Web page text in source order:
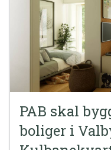
PAB skal
boliger i